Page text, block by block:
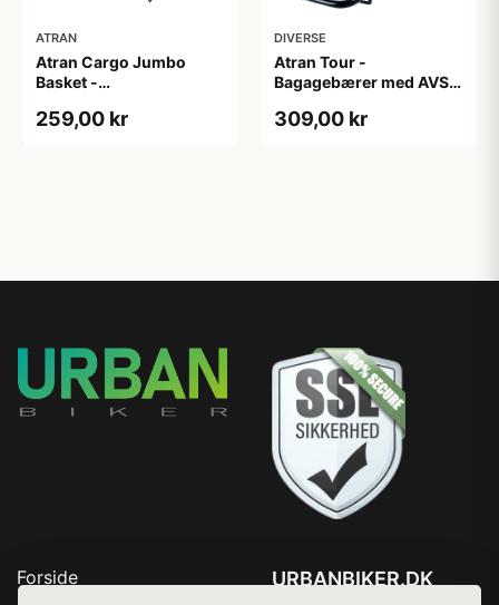
ATRAN
Atran Cargo Jumbo
Basket -
træbund - Sort
259,00 kr
DIVERSE
Atran Tour -
Bagagebærer med AVS -
309,00 kr
Forside
URBANBIKER.DK